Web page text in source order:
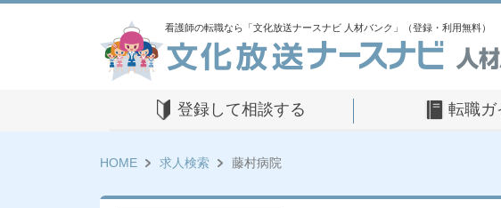
看護師の転職なら「文化放送ナースナビ 人材バンク」（登録・利用無料）
登録して相談する 転職ガ
HOME 求人検索 藤村病院